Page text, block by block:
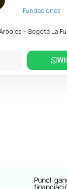
Fundaciones
– Bogotá La
Puncli